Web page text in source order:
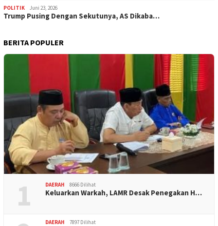
POLITIK Juni 23, 2026
Trump Pusing Dengan Sekutunya, AS Dikaba…
BERITA POPULER
1 DAERAH 8666 Dilihat
Keluarkan Warkah, LAMR Desak Penegakan H…
DAERAH 7897 Dilihat